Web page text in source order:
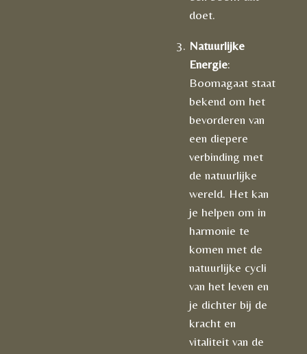
doet.
Natuurlijke
Energie:
Boomagaat staat
bekend om het
bevorderen van
een diepere
verbinding met
de natuurlijke
wereld. Het kan
je helpen om in
harmonie te
komen met de
natuurlijke cycli
van het leven en
je dichter bij de
kracht en
vitaliteit van de